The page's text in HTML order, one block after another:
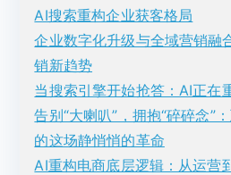
AI搜索重构企业获客格局
企业数字化升级与全域营销融
销新趋势
当搜索引擎开始抢答：AI正在
告别“大喇叭”，拥抱“碎碎念”
的这场静悄悄的革命
AI重构电商底层逻辑：从运营